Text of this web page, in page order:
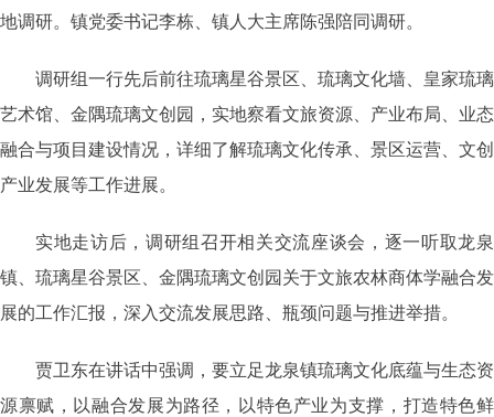
地调研。镇党委书记李栋、镇人大主席陈强陪同调研。
调研组一行先后前往琉璃星谷景区、琉璃文化墙、皇家琉璃
艺术馆、金隅琉璃文创园，实地察看文旅资源、产业布局、业态
融合与项目建设情况，详细了解琉璃文化传承、景区运营、文创
产业发展等工作进展。
实地走访后，调研组召开相关交流座谈会，逐一听取龙泉
镇、琉璃星谷景区、金隅琉璃文创园关于文旅农林商体学融合发
展的工作汇报，深入交流发展思路、瓶颈问题与推进举措。
贾卫东在讲话中强调，要立足龙泉镇琉璃文化底蕴与生态资
源禀赋，以融合发展为路径，以特色产业为支撑，打造特色鲜